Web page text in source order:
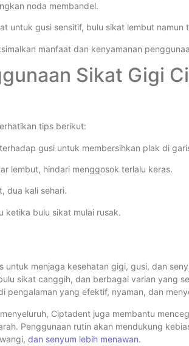
noda membandel.
untuk gusi sensitif, bulu sikat lembut
manfaat dan kenyamanan
Sikat Gigi
tips berikut:
gusi untuk membersihkan plak di
lembut, hindari menggosok terlalu keras.
dua kali sehari.
ketika bulu sikat mulai rusak.
untuk menjaga kesehatan gigi, gusi, dan
sikat canggih, dan berbagai varian yang
pengalaman yang efektif, nyaman, dan
Ciptadent juga membantu
Penggunaan rutin akan mendukung
dan senyum lebih menawan.